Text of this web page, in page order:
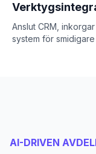
Anslut CRM,
system för
AI-DRIVEN